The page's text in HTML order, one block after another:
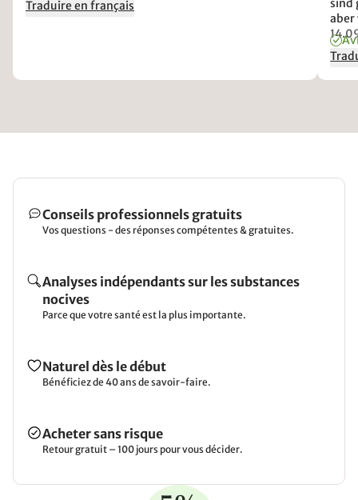
Traduire en français
sind
aber
Conseils professionnels gratuits
Vos questions - des réponses compétentes & gratuites.
Analyses indépendants sur les substances
nocives
Parce que votre santé est la plus importante.
Naturel dès le début
Bénéficiez de 40 ans de savoir-faire.
Acheter sans risque
Retour gratuit – 100 jours pour vous décider.